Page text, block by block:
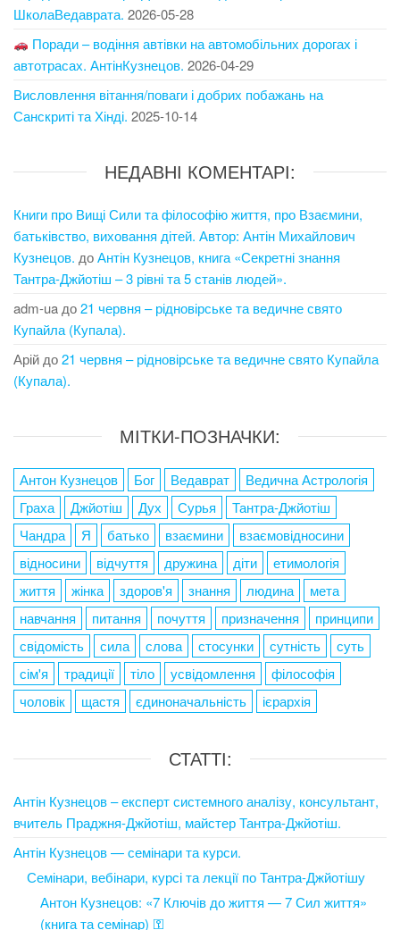
ШколаВедаврата. 2026-05-28
Поради – водіння автівки на автомобільних дорогах і
автотрасах. АнтінКузнецов. 2026-04-29
Висловлення вітання/поваги і добрих побажань на
Санскриті та Хінді. 2025-10-14
НЕДАВНІ КОМЕНТАРІ:
Книги про Вищі Сили та філософію життя, про Взаємини,
батьківство, виховання дітей. Автор: Антін Михайлович
Кузнецов. доАнтін Кузнецов, книга «Секретні знання
Тантра-Джйотіш – 3 рівні та 5 станів людей».
adm-ua до21 червня – рідновірське та ведичне свято
Купайла (Купала).
Арій до21 червня – рідновірське та ведичне свято Купайла
(Купала).
МІТКИ-ПОЗНАЧКИ:
Антон Кузнецов Бог Ведаврат
Ведична Астрологія
Граха
Джйотіш Дух Сурья
Тантра-Джйотіш
Чандра
Я батько взаємини
взаємовідносини
відносини
відчуття дружина діти
етимологія
життя
жінка здоров'я знання людина
мета
навчання
питання почуття призначення
принципи
свідомість
сила слова стосунки сутність
суть
сім'я
традиції тіло усвідомлення
філософія
чоловік
щастя єдиноначальність ієрархія
СТАТТІ:
Антін Кузнецов – експерт системного аналізу, консультант,
вчитель Праджня-Джйотіш, майстер Тантра-Джйотіш.
Антін Кузнецов — семінари та курси.
Семінари, вебінари, курсі та лекції по Тантра-Джйотішу
Антон Кузнецов: «7 Ключів до життя — 7 Сил життя»
(книга та семінар) ⚿